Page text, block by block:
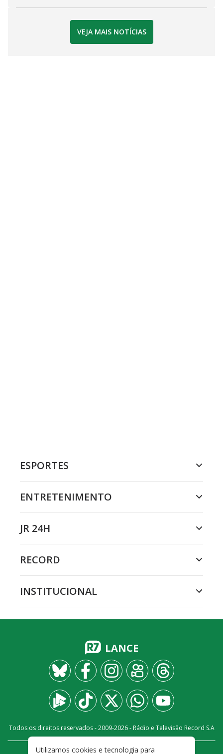
VEJA MAIS NOTÍCIAS
ESPORTES
ENTRETENIMENTO
JR 24H
RECORD
INSTITUCIONAL
LANCE
Todos os direitos reservados - 2009-2026- Rádio e Televisão Record S.A
Utilizamos cookies e tecnologia para